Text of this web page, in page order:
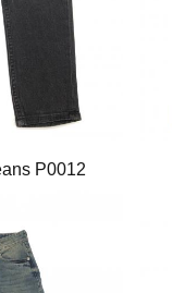
P0012